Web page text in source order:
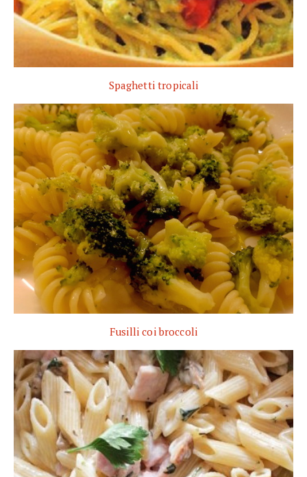
Spaghetti tropicali
Fusilli coi broccoli